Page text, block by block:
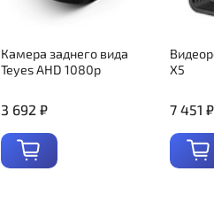
Камера заднего вида
Teyes AHD 1080p
3 692 ₽
X5
7 451 ₽